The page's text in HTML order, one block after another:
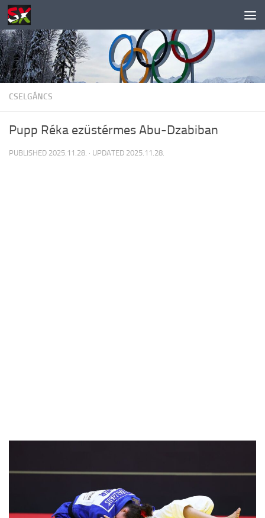
Skip to content
CSELGÁNCS
Pupp Réka ezüstérmes Abu-Dzabiban
PUBLISHED 2025.11.28. · UPDATED 2025.11.28.